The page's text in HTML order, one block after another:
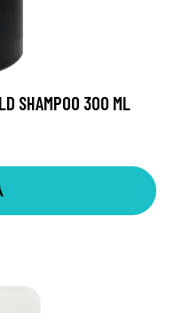
SHAMPOO 300 ML